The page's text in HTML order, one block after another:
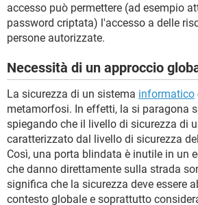
accesso può permettere (ad esempio
password criptata) l'accesso a delle
persone autorizzate.
Necessità di un approccio
La sicurezza di un sistema informatico
metamorfosi. In effetti, la si paragona
spiegando che il livello di sicurezza di
caratterizzato dal livello di sicurezza
Così, una porta blindata è inutile in un
che danno direttamente sulla strada
significa che la sicurezza deve essere
contesto globale e soprattutto